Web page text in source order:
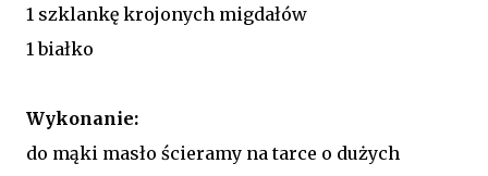
1 szklankę krojonych migdałów
1 białko
Wykonanie:
do mąki masło ścieramy na tarce o dużych